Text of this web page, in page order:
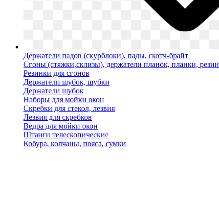
Держатели падов (скурблоки), пады, скотч-брайт
Сгоны (стяжки,склизы), держатели планок, планки,
Резинки для сгонов
Держатели шубок, шубки
Держатели шубок
Наборы для мойки окон
Скребки для стекол, лезвия
Лезвия для скребков
Ведра для мойки окон
Штанги телескопические
Кобура, колчаны, пояса, сумки